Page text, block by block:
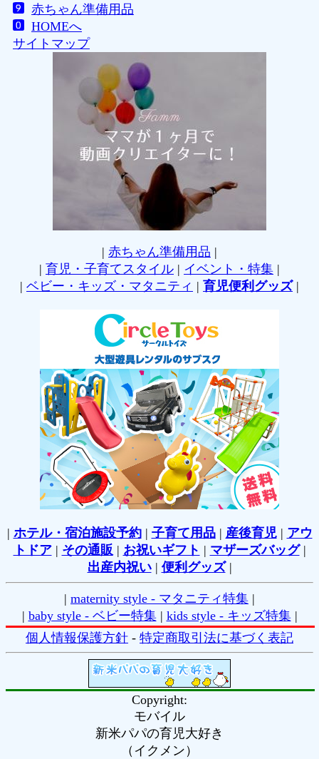
赤ちゃん準備用品
HOMEへ
サイトマップ
| 赤ちゃん準備用品 |
| 育児・子育てスタイル | イベント・特集 |
| ベビー・キッズ・マタニティ | 育児便利グッズ|
| ホテル・宿泊施設予約| 子育て用品| 産後育児| アウ
トドア| その通販 | お祝いギフト | マザーズバッグ|
出産内祝い| 便利グッズ|
| maternity style - マタニティ特集 |
| baby style - ベビー特集| kids style - キッズ特集|
個人情報保護方針 - 特定商取引法に基づく表記
Copyright:
モバイル
新米パパの育児大好き
（ イクメン ）